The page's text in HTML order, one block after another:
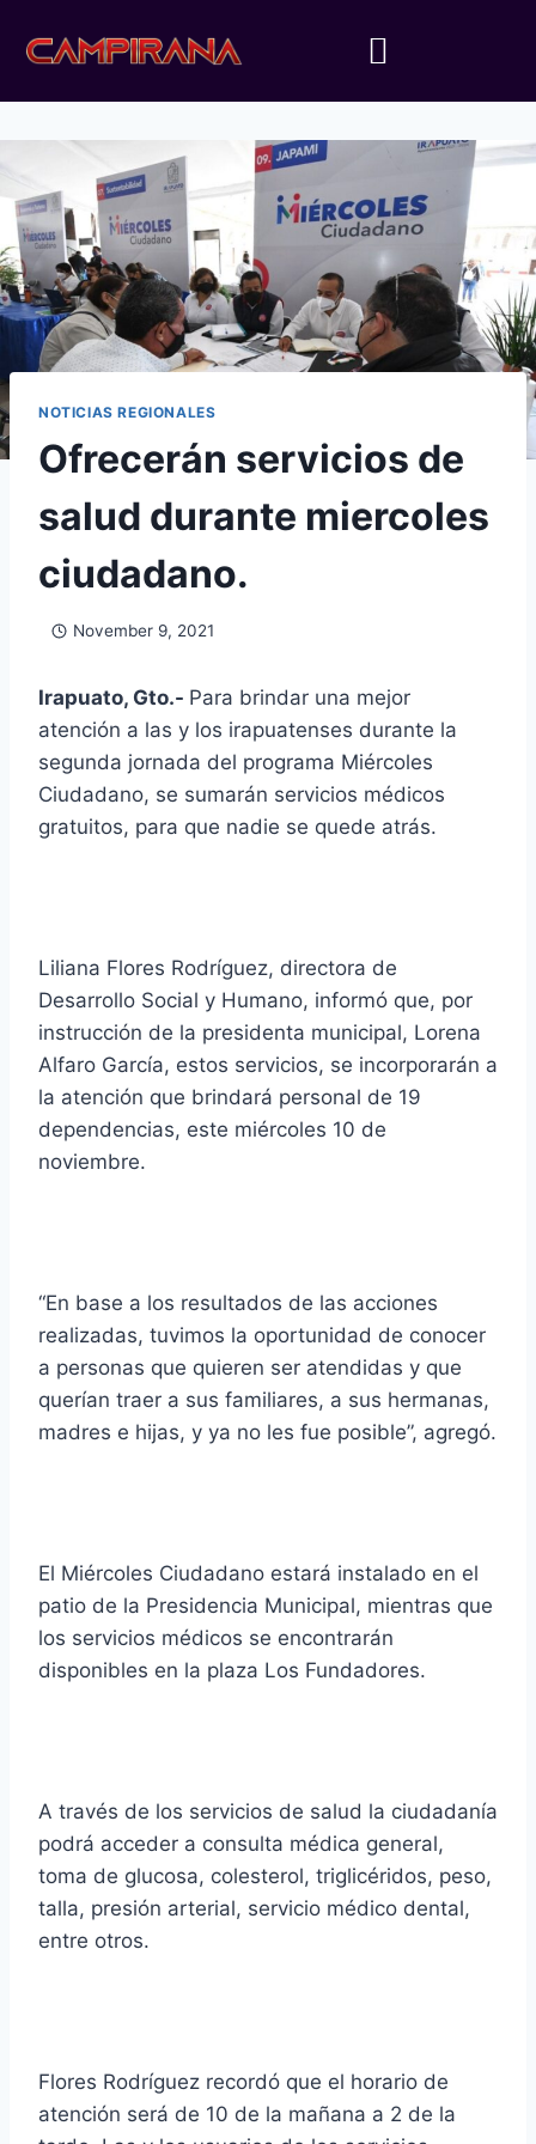
NOTICIAS REGIONALES
Ofrecerán servicios de
salud durante miercoles
ciudadano.
November 9, 2021
Irapuato, Gto.- Para brindar una mejor
atención a las y los irapuatenses durante la
segunda jornada del programa Miércoles
Ciudadano, se sumarán servicios médicos
gratuitos, para que nadie se quede atrás.
Liliana Flores Rodríguez, directora de
Desarrollo Social y Humano, informó que, por
instrucción de la presidenta municipal, Lorena
Alfaro García, estos servicios, se incorporarán a
la atención que brindará personal de 19
dependencias, este miércoles 10 de
noviembre.
“En base a los resultados de las acciones
realizadas, tuvimos la oportunidad de conocer
a personas que quieren ser atendidas y que
querían traer a sus familiares, a sus hermanas,
madres e hijas, y ya no les fue posible”, agregó.
El Miércoles Ciudadano estará instalado en el
patio de la Presidencia Municipal, mientras que
los servicios médicos se encontrarán
disponibles en la plaza Los Fundadores.
A través de los servicios de salud la ciudadanía
podrá acceder a consulta médica general,
toma de glucosa, colesterol, triglicéridos, peso,
talla, presión arterial, servicio médico dental,
entre otros.
Flores Rodríguez recordó que el horario de
atención será de 10 de la mañana a 2 de la